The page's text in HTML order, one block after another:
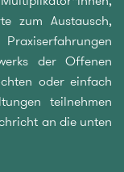
zum Austausch,
der Offenen
oder einfach
teilnehmen
an die unten